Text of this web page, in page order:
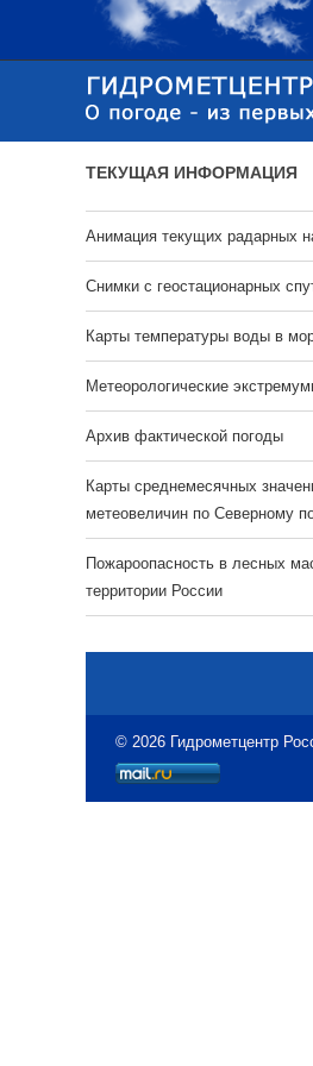
ТЕКУЩАЯ ИНФОРМАЦИЯ
Анимация текущих радарных
Cнимки с геостационарных
Карты температуры воды в
Метеорологические
Архив фактической погоды
Карты среднемесячных
метеовеличин по Северному
Пожароопасность в лесных
территории России
© 2026 Гидрометцентр